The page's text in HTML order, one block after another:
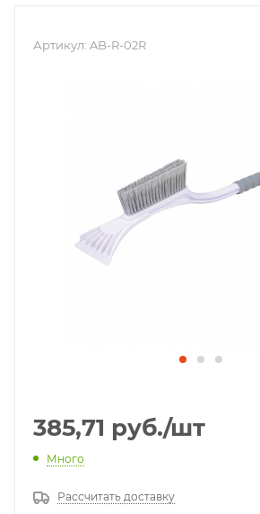
Артикул: AB-R-02R
385,71 руб./шт
Много
Рассчитать доставку